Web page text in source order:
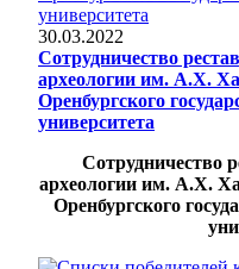
30.03.2022
Сотрудничество
археологии им. А.Х.
Оренбургского
университета
Сотрудничество
археологии им. А.Х.
Оренбургского